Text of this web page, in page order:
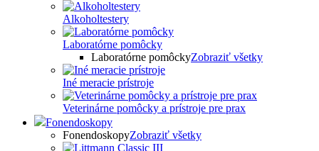
Alkoholtestery
Laboratórne pomôcky
Laboratórne pomôckyZobraziť všetky
Iné meracie prístroje
Veterinárne pomôcky a prístroje pre prax
Fonendoskopy
FonendoskopyZobraziť všetky